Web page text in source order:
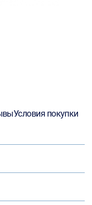
Условия покупки